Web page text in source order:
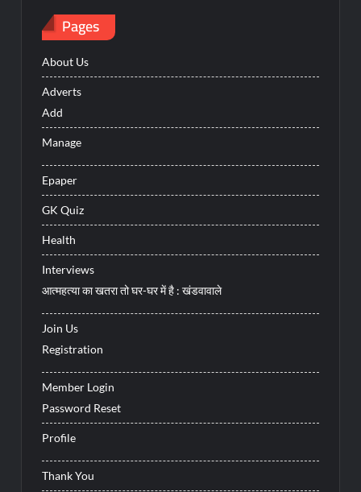
Pages
About Us
Adverts
Add
Manage
Epaper
GK Quiz
Health
Interviews
आत्महत्या का खतरा तो घर-घर में है : खंडवावाले
Join Us
Registration
Member Login
Password Reset
Profile
Thank You